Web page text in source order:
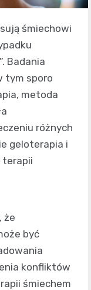
śmiechowi
Badania
tym sporo
metoda
różnych
geloterapia i
terapii
że
być
konfliktów
śmiechem